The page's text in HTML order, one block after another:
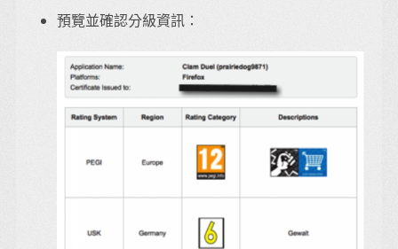
預覽並確認分級資訊：